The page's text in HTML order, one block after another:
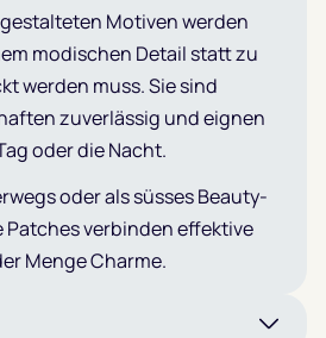
Motiven werden
modischen Detail statt zu
werden muss. Sie sind
zuverlässig und eignen
oder die Nacht.
oder als süsses Beauty-
Patches verbinden effektive
Menge Charme.